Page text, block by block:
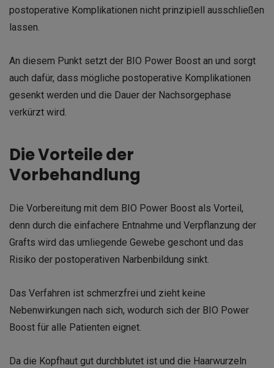
postoperative Komplikationen nicht prinzipiell ausschließen
lassen.
An diesem Punkt setzt der BIO Power Boost an und sorgt
auch dafür, dass mögliche postoperative Komplikationen
gesenkt werden und die Dauer der Nachsorgephase
verkürzt wird.
Die Vorteile der
Vorbehandlung
Die Vorbereitung mit dem BIO Power Boost als Vorteil,
denn durch die einfachere Entnahme und Verpflanzung der
Grafts wird das umliegende Gewebe geschont und das
Risiko der postoperativen Narbenbildung sinkt.
Das Verfahren ist schmerzfrei und zieht keine
Nebenwirkungen nach sich, wodurch sich der BIO Power
Boost für alle Patienten eignet.
Da die Kopfhaut gut durchblutet ist und die Haarwurzeln